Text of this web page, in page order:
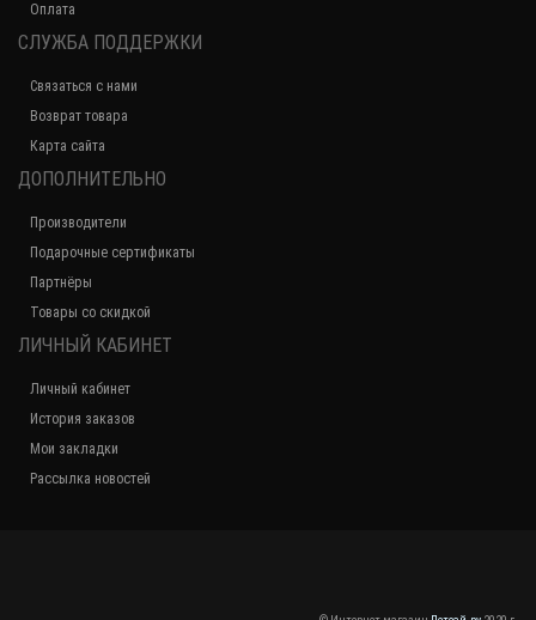
Оплата
СЛУЖБА ПОДДЕРЖКИ
Связаться с нами
Возврат товара
Карта сайта
ДОПОЛНИТЕЛЬНО
Производители
Подарочные сертификаты
Партнёры
Товары со скидкой
ЛИЧНЫЙ КАБИНЕТ
Личный кабинет
История заказов
Мои закладки
Рассылка новостей